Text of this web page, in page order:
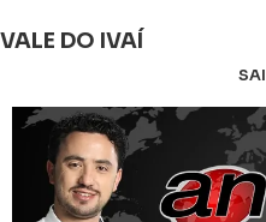
VALE DO IVAÍ